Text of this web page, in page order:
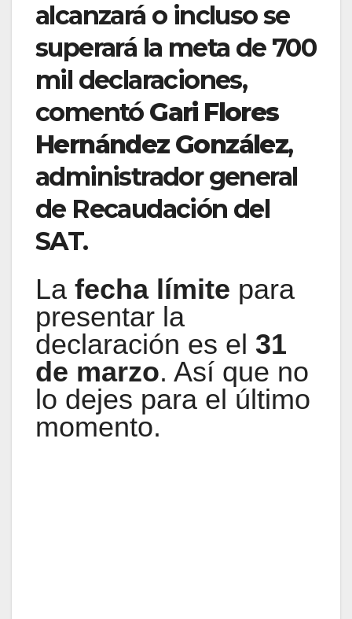
alcanzará o incluso se
superará la meta de 700
mil declaraciones,
comentó Gari Flores
Hernández González,
administrador general
de Recaudación del
SAT.
La fecha límite para
presentar la
declaración es el 31
de marzo. Así que no
lo dejes para el último
momento.